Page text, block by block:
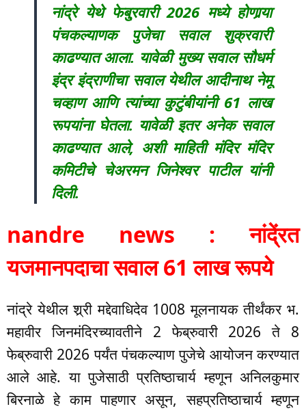
नांद्रे येथे फेबु्रवारी 2026 मध्ये होणार्‍या
पंचकल्याणक पुजेचा सवाल शुक्रवारी
काढण्यात आला. यावेळी मुख्य सवाल सौधर्म
इंद्र इंद्राणीचा सवाल येथील आदीनाथ नेमू
चव्हाण आणि त्यांच्या कुटुंबीयांनी 61 लाख
रूपयांना घेतला. यावेळी इतर अनेक सवाल
काढण्यात आले, अशी माहिती मंदिर मंदिर
कमिटीचे चेअरमन जिनेश्वर पाटील यांनी
दिली.
nandre news : नांदे्ंरत
यजमानपदाचा सवाल 61 लाख रूपये
नांद्रे येथील श्र्री मद्देवाधिदेव 1008 मूलनायक तीर्थंकर भ.
महावीर जिनमंदिरच्यावतीने 2 फेब्रुवारी 2026 ते 8
फेब्रुवारी 2026 पर्यंत पंचकल्याण पुजेचे आयोजन करण्यात
आले आहे. या पुजेसाठी प्रतिष्ठाचार्य म्हणून अनिलकुमार
बिरनाळे हे काम पाहणार असून, सहप्रतिष्ठाचार्य म्हणून